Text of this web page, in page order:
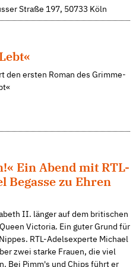
Straße 197, 50733 Köln
den ersten Roman des Grimme-
Ein Abend mit RTL-
Begasse zu Ehren
II. länger auf dem britischen
Victoria. Ein guter Grund für
RTL-Adelsexperte Michael
zwei starke Frauen, die viel
Bei Pimm's und Chips führt er